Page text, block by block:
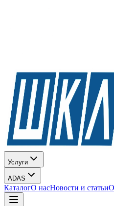
Услуги
ADAS
КаталогО насНовости и статьи